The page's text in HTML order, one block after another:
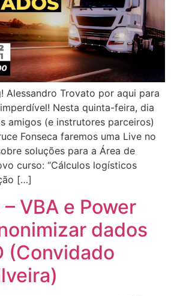
Alessandro Trovato por aqui para
Nesta quinta-feira, dia
amigos (e instrutores parceiros)
Fonseca faremos uma Live no
soluções para a Área de
curso: “Cálculos logísticos
[…]
VBA e Power
dados
(Convidado